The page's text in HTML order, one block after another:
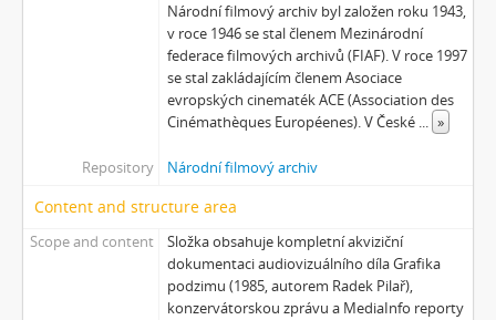
[Subseries] Musica Picta – Čas smutku
[Subseries] Velká dětská symfonie
[Subseries] Musica Picta – Čas tance
[Subseries] Musica Picta – Čas radování
[Subseries] Musica Picta – Čas veselosti
[Subseries] Magnety
[Subseries] Wet Video
[Subseries] Meditace
[Subseries] O velikosti významu
[Subseries] Dead or Alive 2
Národní filmový archiv byl založen roku 1943,
v roce 1946 se stal členem Mezinárodní
federace filmových archivů (FIAF). V roce 1997
se stal zakládajícím členem Asociace
evropských cinematék ACE (Association des
Cinémathèques Européenes). V České ... »
Repository Národní filmový archiv
Content and structure area
Scope and content
Složka obsahuje kompletní akviziční
dokumentaci audiovizuálního díla Grafika
podzimu (1985, autorem Radek Pilař),
konzervátorskou zprávu a MediaInfo reporty